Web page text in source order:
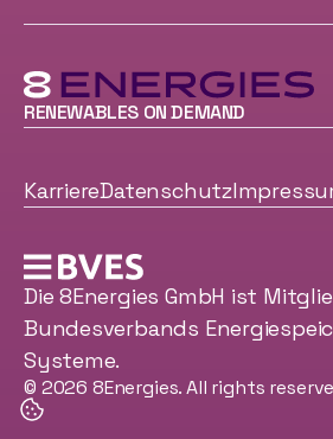
RENEWABLES ON DEMAND
KarriereDatenschutz
Die 8Energies GmbH ist
Bundesverbands
Systeme.
© 2026 8Energies. All rights